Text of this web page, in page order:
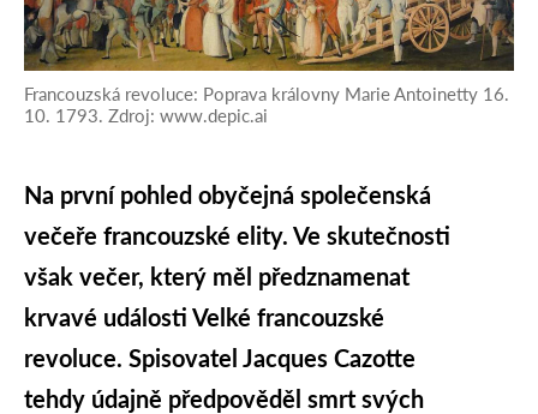
Francouzská revoluce: Poprava královny Marie Antoinetty 16.
10. 1793. Zdroj: www.depic.ai
Na první pohled obyčejná společenská
večeře francouzské elity. Ve skutečnosti
však večer, který měl předznamenat
krvavé události Velké francouzské
revoluce. Spisovatel Jacques Cazotte
tehdy údajně předpověděl smrt svých